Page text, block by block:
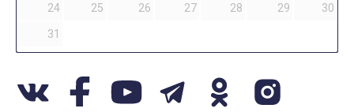
24
25 26 27 28 29
30
31